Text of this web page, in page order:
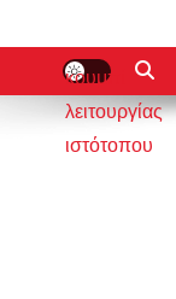
κουμπί
λειτουργίας
ιστότοπου